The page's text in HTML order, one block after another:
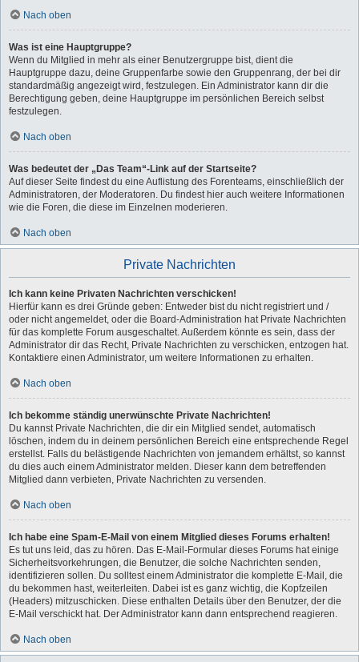
Nach oben
Was ist eine Hauptgruppe?
Wenn du Mitglied in mehr als einer Benutzergruppe bist, dient die
Hauptgruppe dazu, deine Gruppenfarbe sowie den Gruppenrang, der bei dir
standardmäßig angezeigt wird, festzulegen. Ein Administrator kann dir die
Berechtigung geben, deine Hauptgruppe im persönlichen Bereich selbst
festzulegen.
Nach oben
Was bedeutet der „Das Team“-Link auf der Startseite?
Auf dieser Seite findest du eine Auflistung des Forenteams, einschließlich der
Administratoren, der Moderatoren. Du findest hier auch weitere Informationen
wie die Foren, die diese im Einzelnen moderieren.
Nach oben
Private Nachrichten
Ich kann keine Privaten Nachrichten verschicken!
Hierfür kann es drei Gründe geben: Entweder bist du nicht registriert und /
oder nicht angemeldet, oder die Board-Administration hat Private Nachrichten
für das komplette Forum ausgeschaltet. Außerdem könnte es sein, dass der
Administrator dir das Recht, Private Nachrichten zu verschicken, entzogen hat.
Kontaktiere einen Administrator, um weitere Informationen zu erhalten.
Nach oben
Ich bekomme ständig unerwünschte Private Nachrichten!
Du kannst Private Nachrichten, die dir ein Mitglied sendet, automatisch
löschen, indem du in deinem persönlichen Bereich eine entsprechende Regel
erstellst. Falls du belästigende Nachrichten von jemandem erhältst, so kannst
du dies auch einem Administrator melden. Dieser kann dem betreffenden
Mitglied dann verbieten, Private Nachrichten zu versenden.
Nach oben
Ich habe eine Spam-E-Mail von einem Mitglied dieses Forums erhalten!
Es tut uns leid, das zu hören. Das E-Mail-Formular dieses Forums hat einige
Sicherheitsvorkehrungen, die Benutzer, die solche Nachrichten senden,
identifizieren sollen. Du solltest einem Administrator die komplette E-Mail, die
du bekommen hast, weiterleiten. Dabei ist es ganz wichtig, die Kopfzeilen
(Headers) mitzuschicken. Diese enthalten Details über den Benutzer, der die
E-Mail verschickt hat. Der Administrator kann dann entsprechend reagieren.
Nach oben